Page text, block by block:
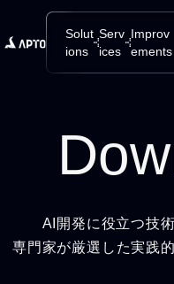
Solut
ions
Serv
ices
Improv
ements
AI開発に役立つ技
専門家が厳選した実践